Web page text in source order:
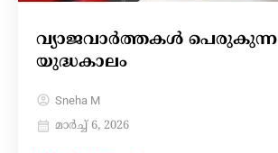
വ്യാജവാർത്തകൾ പെരുകുന്ന
യുദ്ധകാലം
Sneha M
മാർച്ച്‌ 6, 2026